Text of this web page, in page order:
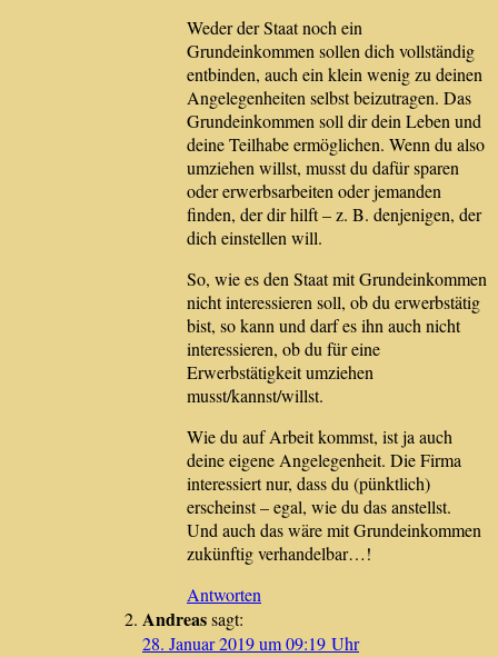
Weder der Staat noch ein
Grundeinkommen sollen dich vollständig
entbinden, auch ein klein wenig zu deinen
Angelegenheiten selbst beizutragen. Das
Grundeinkommen soll dir dein Leben und
deine Teilhabe ermöglichen. Wenn du also
umziehen willst, musst du dafür sparen
oder erwerbsarbeiten oder jemanden
finden, der dir hilft – z. B. denjenigen, der
dich einstellen will.
So, wie es den Staat mit Grundeinkommen
nicht interessieren soll, ob du erwerbstätig
bist, so kann und darf es ihn auch nicht
interessieren, ob du für eine
Erwerbstätigkeit umziehen
musst/kannst/willst.
Wie du auf Arbeit kommst, ist ja auch
deine eigene Angelegenheit. Die Firma
interessiert nur, dass du (pünktlich)
erscheinst – egal, wie du das anstellst.
Und auch das wäre mit Grundeinkommen
zukünftig verhandelbar…!
Antworten
Andreassagt:
28. Januar 2019 um 09:19 Uhr